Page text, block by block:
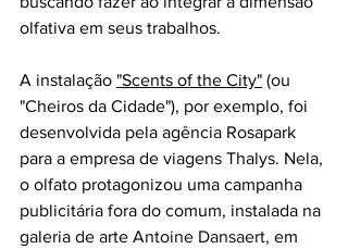
olfativa em seus trabalhos.
A instalação "Scents of the City" (ou
"Cheiros da Cidade"), por exemplo, foi
desenvolvida pela agência Rosapark
para a empresa de viagens Thalys. Nela,
o olfato protagonizou uma campanha
publicitária fora do comum, instalada na
galeria de arte Antoine Dansaert, em